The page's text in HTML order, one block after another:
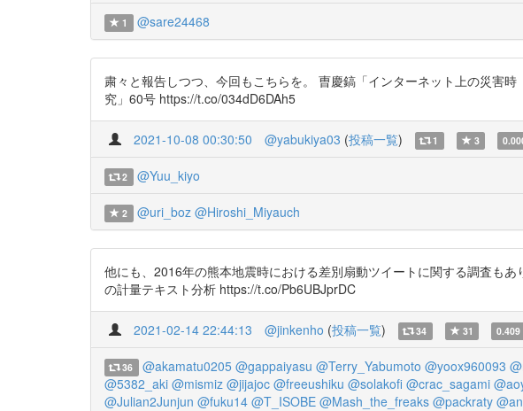
1 @sare24468
粛々と報告しつつ、今回もこちらを。 曺慶鎬「インターネット上の災害
究」60号 https://t.co/034dD6DAh5
2021-10-08 00:30:50 @yabukiya03 (投稿一覧) 1 3
2 @Yuu_kiyo
2 @uri_boz @Hiroshi_Miyauch
他にも、2016年の熊本地震時における差別扇動ツイートに関する調査も
の計量テキスト分析 https://t.co/Pb6UBJprDC
2021-02-14 22:44:13 @jinkenho (投稿一覧) 34 31 0.409
36 @akamatu0205 @gappaiyasu @Terry_Yabumoto @yoox960093
@5382_aki @mismiz @jijajoc @freeushiku @solakofi @crac_sagami
@Julian2Junjun @fuku14 @T_ISOBE @Mash_the_freaks @packraty